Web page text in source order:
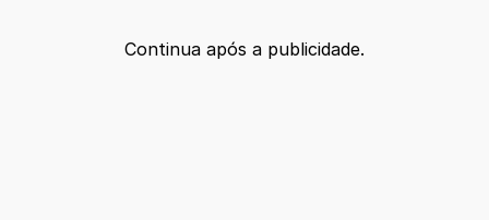
Continua após a publicidade.